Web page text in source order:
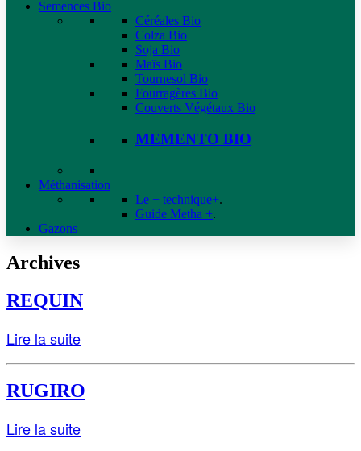
Semences Bio
Céréales Bio
Colza Bio
Soja Bio
Maïs Bio
Tournesol Bio
Fourragères Bio
Couverts Végétaux Bio
MEMENTO BIO
Méthanisation
Le + technique+.
Guide Metha +.
Gazons
Archives
REQUIN
Lire la suite
RUGIRO
Lire la suite